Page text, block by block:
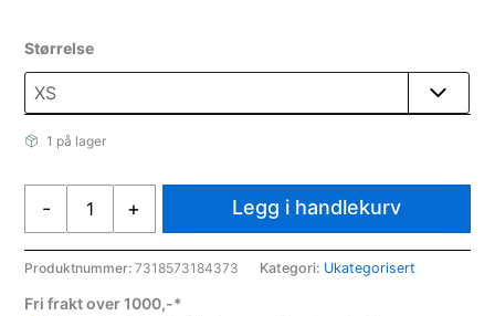
Størrelse
1 på lager
-
W
+ Legg i handlekurv
Produktnummer:7318573184373 Kategori: Ukategorisert
Fri frakt over 1000,-*